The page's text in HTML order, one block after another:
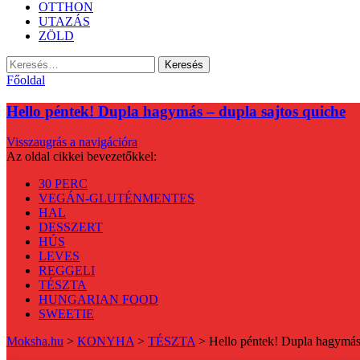
OTTHON
UTAZÁS
ZÖLD
Keresés:
Főoldal
Hello péntek! Dupla hagymás – dupla sajtos quiche
Visszaugrás a navigációra
Az oldal cikkei bevezetőkkel:
30 PERC
VEGÁN-GLUTÉNMENTES
HAL
DESSZERT
HÚS
LEVES
REGGELI
TÉSZTA
HUNGARIAN FOOD
SWEETIE
Moksha.hu > KONYHA> TÉSZTA> Hello péntek! Dupla